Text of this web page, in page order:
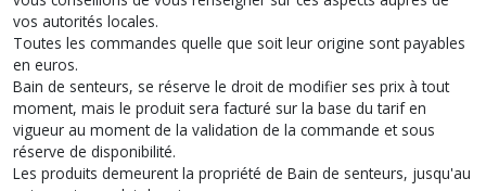
vos autorités locales.
Toutes les commandes quelle que soit leur origine sont payables
en euros.
Bain de senteurs, se réserve le droit de modifier ses prix à tout
moment, mais le produit sera facturé sur la base du tarif en
vigueur au moment de la validation de la commande et sous
réserve de disponibilité.
Les produits demeurent la propriété de Bain de senteurs, jusqu'au